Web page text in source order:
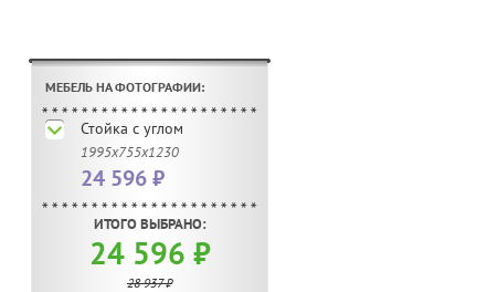
МЕБЕЛЬ НА ФОТОГРАФИИ:
Стойка с углом
1995х755х1230
24 596 ₽
ИТОГО ВЫБРАНО:
24 596 ₽
28 937 ₽